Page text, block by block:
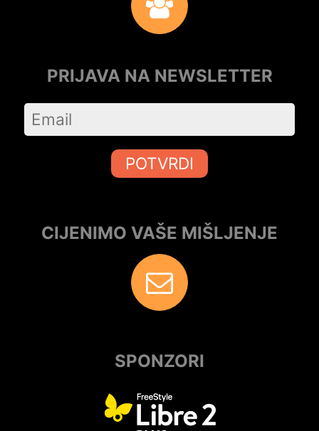
PRIJAVA NA NEWSLETTER
POTVRDI
CIJENIMO VAŠE MIŠLJENJE
SPONZORI